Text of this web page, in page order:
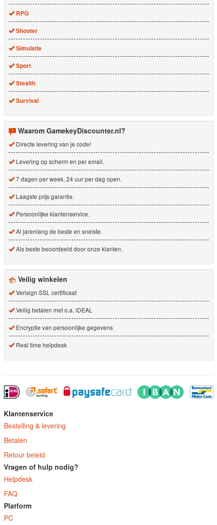
RPG
Shooter
Simulatie
Sport
Stealth
Survival
Waarom GamekeyDiscounter.nl?
Directe levering van je code!
Levering op scherm en per email.
7 dagen per week, 24 uur per dag open.
Laagste prijs garantie.
Persoonlijke klantenservice.
Al jarenlang de beste en snelste.
Als beste beoordeeld door onze klanten.
Veilig winkelen
Verisign SSL certificaat
Veilig betalen met o.a. iDEAL
Encryptie van persoonlijke gegevens
Real time helpdesk
Klantenservice
Bestelling & levering
Betalen
Retour beleid
Vragen of hulp nodig?
Helpdesk
FAQ
Platform
PC